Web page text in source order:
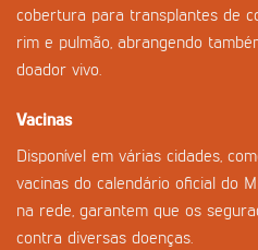
cobertura para transplantes de
rim e pulmão, abrangendo
doador vivo.
Vacinas
Disponível em várias cidades,
vacinas do calendário oficial do
na rede, garantem que os
contra diversas doenças.